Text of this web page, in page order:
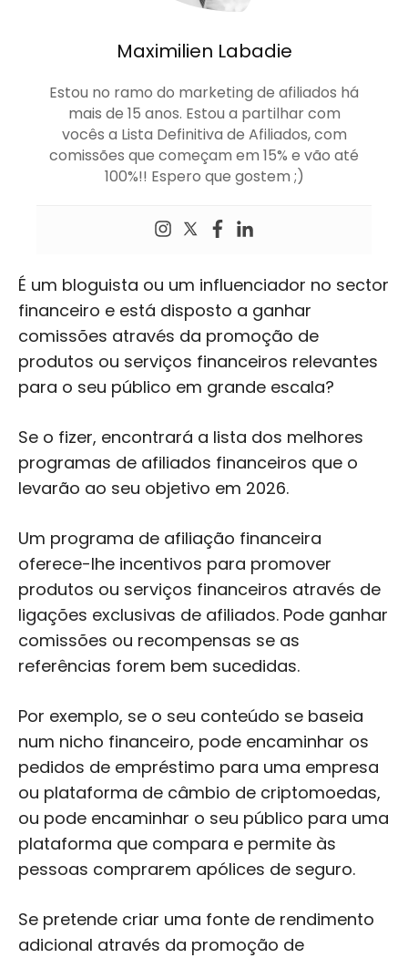
Maximilien Labadie
Estou no ramo do marketing de afiliados há
mais de 15 anos. Estou a partilhar com
vocês a Lista Definitiva de Afiliados, com
comissões que começam em 15% e vão até
100%!! Espero que gostem ;)
É um bloguista ou um influenciador no sector
financeiro e está disposto a ganhar
comissões através da promoção de
produtos ou serviços financeiros relevantes
para o seu público em grande escala?
Se o fizer, encontrará a lista dos melhores
programas de afiliados financeiros que o
levarão ao seu objetivo em 2026.
Um programa de afiliação financeira
oferece-lhe incentivos para promover
produtos ou serviços financeiros através de
ligações exclusivas de afiliados. Pode ganhar
comissões ou recompensas se as
referências forem bem sucedidas.
Por exemplo, se o seu conteúdo se baseia
num nicho financeiro, pode encaminhar os
pedidos de empréstimo para uma empresa
ou plataforma de câmbio de criptomoedas,
ou pode encaminhar o seu público para uma
plataforma que compara e permite às
pessoas comprarem apólices de seguro.
Se pretende criar uma fonte de rendimento
adicional através da promoção de